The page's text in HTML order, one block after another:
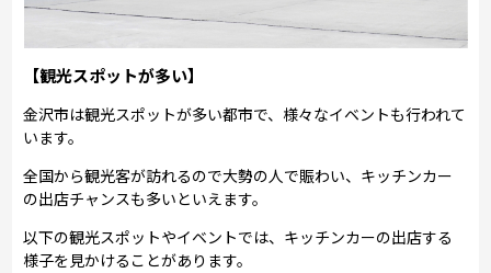
【観光スポットが多い】
金沢市は観光スポットが多い都市で、様々なイベントも行われて
います。
全国から観光客が訪れるので大勢の人で賑わい、キッチンカー
の出店チャンスも多いといえます。
以下の観光スポットやイベントでは、キッチンカーの出店する
様子を見かけることがあります。